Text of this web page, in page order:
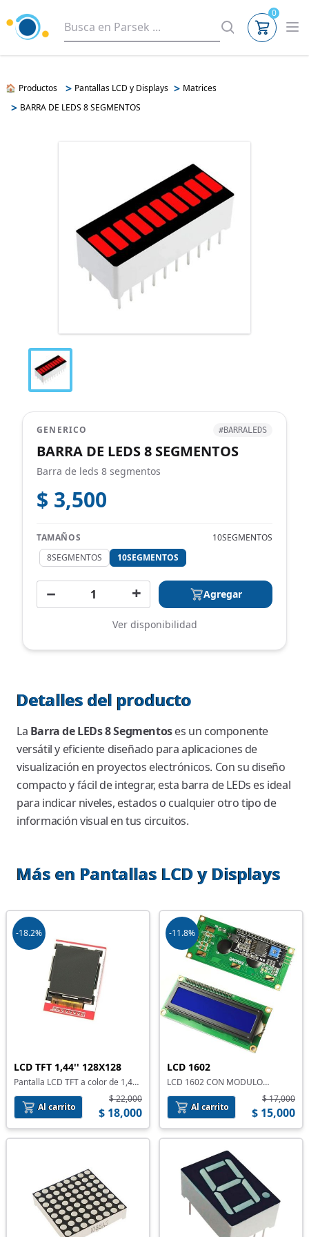
0
🏠 Productos > Pantallas LCD y Displays > Matrices
> BARRA DE LEDS 8 SEGMENTOS
GENERICO #BARRALEDS
BARRA DE LEDS 8 SEGMENTOS
Barra de leds 8 segmentos
$ 3,500
TAMAÑOS
10SEGMENTOS
8SEGMENTOS
10SEGMENTOS
− + Agregar
Ver disponibilidad
Detalles del producto
La Barra de LEDs 8 Segmentoses un componente
versátil y eficiente diseñado para aplicaciones de
visualización en proyectos electrónicos. Con su diseño
compacto y fácil de integrar, esta barra de LEDs es ideal
para indicar niveles, estados o cualquier otro tipo de
información visual en tus circuitos.
Más en Pantallas LCD y Displays
-18.2%
LCD TFT 1,44'' 128X128
Pantalla LCD TFT a color de 1,44"
128X128 ILI9163
Al carrito
$ 22,000
$ 18,000
-11.8%
LCD 1602
LCD 1602 CON MODULO
INTERFAZ I2C
Al carrito
$ 17,000
$ 15,000